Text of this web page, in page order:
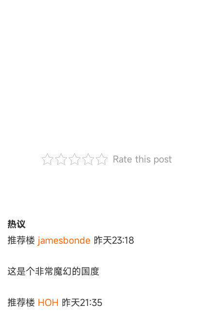
Rate this post
热议
推荐楼 jamesbonde 昨天23:18
这是个非常魔幻的国度
推荐楼 HOH 昨天21:35